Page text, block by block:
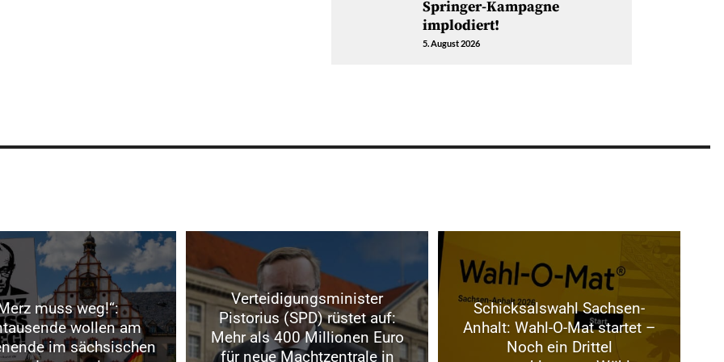
Springer-Kampagne
implodiert!
5. August 2026
muss weg!“:
wollen am
im sächsischen
Verteidigungsminister
Pistorius (SPD) rüstet auf:
Mehr als 400 Millionen Euro
für neue Machtzentrale in
Schicksalswahl Sachsen-
Anhalt: Wahl-O-Mat startet –
Noch ein Drittel